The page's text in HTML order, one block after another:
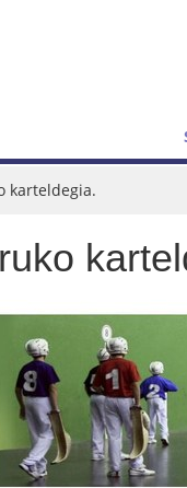
karteldegia.